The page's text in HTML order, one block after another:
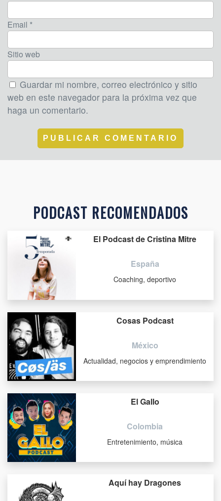
Email *
Sitio web
Guardar mi nombre, correo electrónico y sitio
web en este navegador para la próxima vez que
haga un comentario.
PODCAST RECOMENDADOS
El Podcast de Cristina Mitre
España
Coaching, deportivo
Cosas Podcast
México
Actualidad, negocios y emprendimiento
El Gallo
Colombia
Entretenimiento, música
Aquí hay Dragones